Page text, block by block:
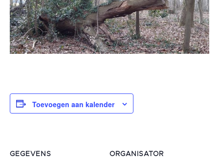
Toevoegen aan kalender
GEGEVENS ORGANISATOR